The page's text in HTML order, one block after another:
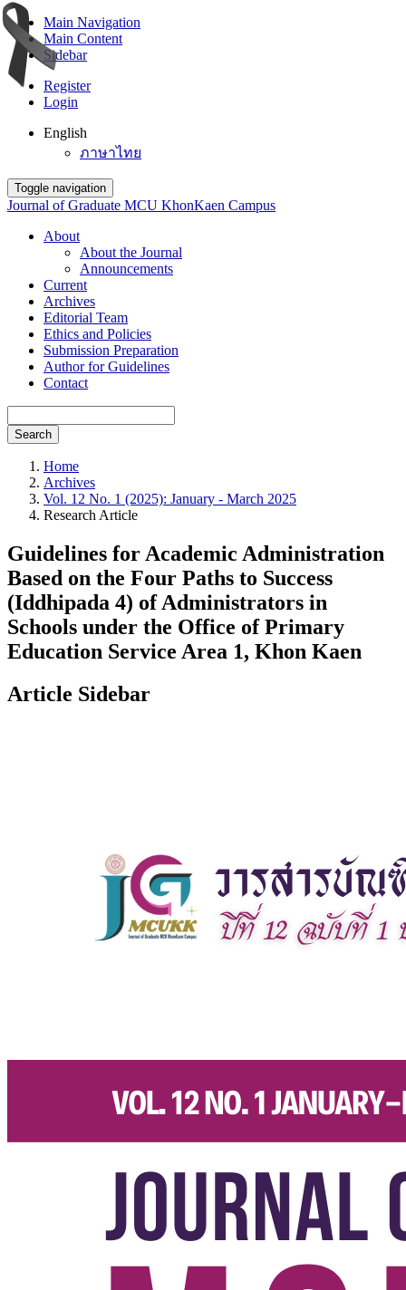
Main Navigation
Main Content
Sidebar
Register
Login
English
ภาษาไทย
Toggle navigation
Journal of Graduate MCU KhonKaen Campus
About
About the Journal
Announcements
Current
Archives
Editorial Team
Ethics and Policies
Submission Preparation
Author for Guidelines
Contact
Search
Home
Archives
Vol. 12 No. 1 (2025): January - March 2025
Research Article
Guidelines for Academic Administration
Based on the Four Paths to Success
(Iddhipada 4) of Administrators in
Schools under the Office of Primary
Education Service Area 1, Khon Kaen
Article Sidebar